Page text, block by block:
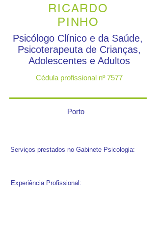
Psicólogo Clínico e da Saúde,
Psicoterapeuta de Crianças,
Adolescentes e Adultos
Cédula profissional nº 7577
RICARDO
PINHO
Porto
Serviços prestados no Gabinete Psicologia:
Experiência Profissional: